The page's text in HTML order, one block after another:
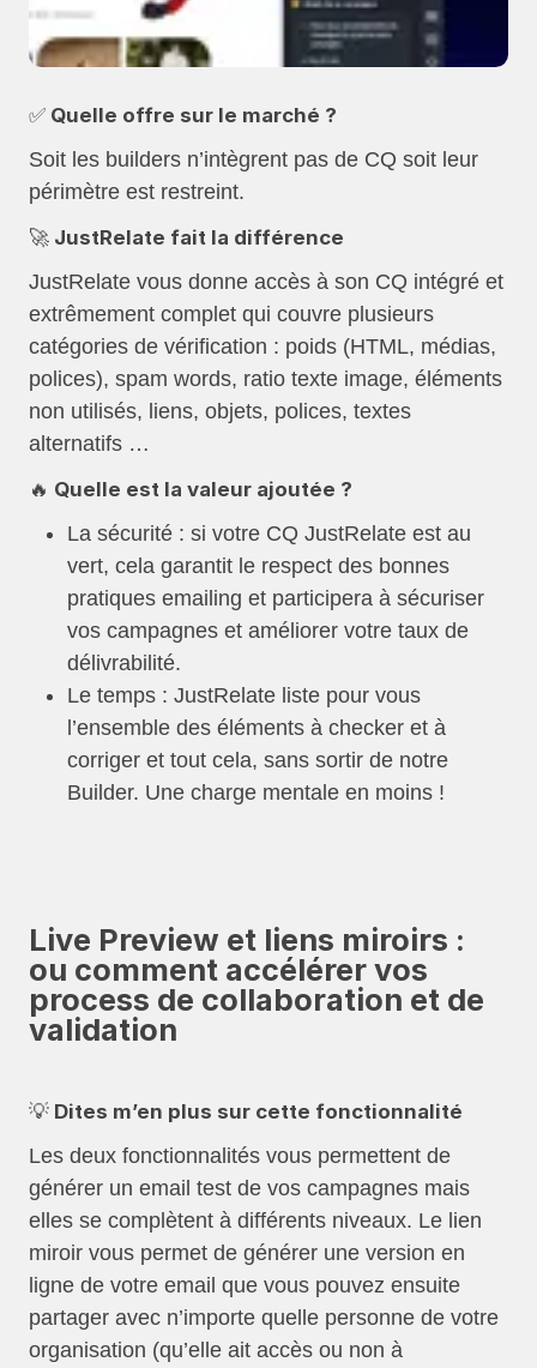
✅ Quelle offre sur le marché ?
Soit les builders n’intègrent pas de CQ soit leur
périmètre est restreint.
🚀 JustRelate fait la différence
JustRelate vous donne accès à son CQ intégré et
extrêmement complet qui couvre plusieurs
catégories de vérification : poids (HTML, médias,
polices), spam words, ratio texte image, éléments
non utilisés, liens, objets, polices, textes
alternatifs …
🔥 Quelle est la valeur ajoutée ?
La sécurité : si votre CQ JustRelate est au
vert, cela garantit le respect des bonnes
pratiques emailing et participera à sécuriser
vos campagnes et améliorer votre taux de
délivrabilité.
Le temps : JustRelate liste pour vous
l’ensemble des éléments à checker et à
corriger et tout cela, sans sortir de notre
Builder. Une charge mentale en moins !
Live Preview et liens miroirs :
ou comment accélérer vos
process de collaboration et de
validation
💡 Dites m’en plus sur cette fonctionnalité
Les deux fonctionnalités vous permettent de
générer un email test de vos campagnes mais
elles se complètent à différents niveaux. Le lien
miroir vous permet de générer une version en
ligne de votre email que vous pouvez ensuite
partager avec n’importe quelle personne de votre
organisation (qu’elle ait accès ou non à